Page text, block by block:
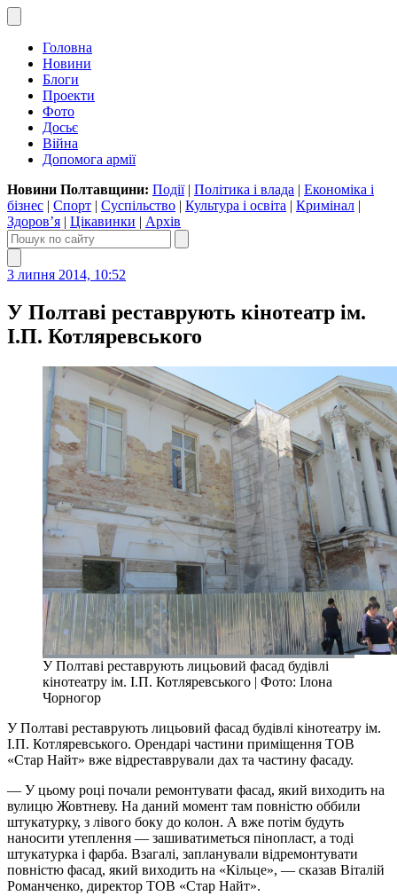
Головна
Новини
Блоги
Проекти
Фото
Досьє
Війна
Допомога армії
Новини Полтавщини: Події| Політика і влада | Економіка і
бізнес | Спорт | Суспільство | Культура і освіта | Кримінал |
Здоров’я | Цікавинки | Архів
3 липня 2014, 10:52
У Полтаві реставрують кінотеатр ім.
І.П. Котляревського
У Полтаві реставрують лицьовий фасад будівлі
кінотеатру ім. І.П. Котляревського | Фото: Ілона
Чорногор
У Полтаві реставрують лицьовий фасад будівлі кінотеатру ім.
І.П. Котляревського. Орендарі частини приміщення ТОВ
«Стар Найт» вже відреставрували дах та частину фасаду.
— У цьому році почали ремонтувати фасад, який виходить на
вулицю Жовтневу. На даний момент там повністю оббили
штукатурку, з лівого боку до колон. А вже потім будуть
наносити утеплення — зашиватиметься пінопласт, а тоді
штукатурка і фарба. Взагалі, запланували відремонтувати
повністю фасад, який виходить на «Кільце», — сказав Віталій
Романченко, директор ТОВ «Стар Найт».